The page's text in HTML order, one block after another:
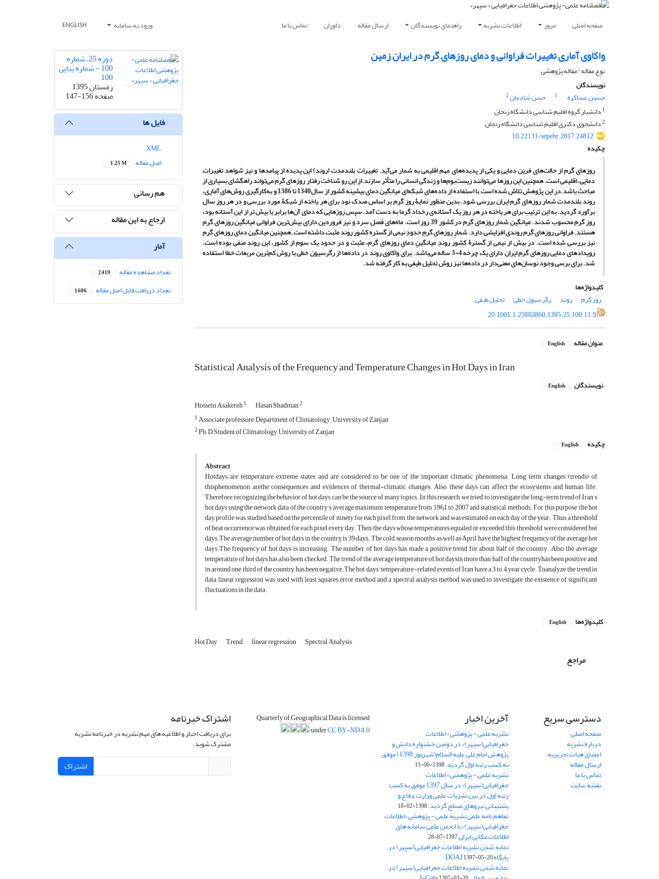
صفحه اصلی مرور اطلاعات نشریه راهنمای نویسندگان ارسال مقاله داوران تماس با ما ورود به سامانه ENGLISH
واکاوی آماری تغییرات فراوانی و دمای روزهای گرم در ایران زمین
نوع مقاله : مقاله پژوهشی
نویسندگان
حسین عساکره
1 حسن شادمان2
1 دانشیار گروه اقلیم شناسی دانشگاه زنجان
2دانشجوی دکتری اقلیم شناسی دانشگاه زنجان
10.22131/sepehr.2017.24812
چکیده
روزهای گرم از حالتهای فرین دمایی و یکی از پدیدههای مهم اقلیمی به شمار میآید. تغییرات بلندمدت (روند) این پدیده از پیامدها و نیز شواهد تغییرات
دمایی–اقلیمی است. همچنین این روزها میتوانند زیستبومها و زندگی انسانی را متأثر سازند.از این رو شناخت رفتار روزهای گرم میتواند راهگشای بسیاری از
مباحث باشد.در این پژوهش تلاش شده است با استفاده از دادههای شبکهای میانگین دمای بیشینه کشور از سال1340 تا 1386 و به کارگیری روشهای آماری،
روند بلندمدت شمار روزهای گرم ایران بررسی شود. بدین منظور نمایۀ روز گرم بر اساس صدک نود برای هر یاخته از شبکۀ مورد بررسی و در هر روز سال
برآورد گردید. به این ترتیب برای هر یاخته در هر روز یک آستانهی رخداد گرما به دست آمد. سپس روزهایی که دمای آنها برابر یا بیش تر از این آستانه بود،
روز گرم محسوب شدند. میانگین شمار روزهای گرم در کشور 39 روز است. ماه های فصل سرد و نیز فروردین دارای بیشترین فراوانی میانگین روزهای گرم
هستند. فراوانی روزهای گرم روندی افزایشی دارد. شمارِ روزهای گرمِ حدودِ نیمی از گستره کشور روند مثبت داشته است. همچنین میانگین دمای روزهای گرم
نیز بررسیشده است. در بیش از نیمی از گسترۀ کشور روندِ میانگینِ دمایِ روزهای گرم، مثبت و در حدود یک سوم از کشور، این روند منفی بوده است.
رویدادهای دمایی روزهای گرم ایران دارای یک چرخه 4-3 ساله می باشد. برای واکاوی روند در دادهها از رگرسیون خطی با روش کمترین مربعات خطا استفاده
شد. برای برسی وجود نوسانهای معنیدار در دادهها نیز روش تحلیل طیفی به کار گرفته شد.
کلیدواژه‌ها
روز گرم
روند رگرسیون خطی
تحلیل طیفی
20.1001.1.25883860.1395.25.100.11.9
عنوان مقاله English
Statistical Analysis of the Frequency and Temperature Changes in Hot Days in Iran
نویسندگان English
Hossein Asakereh1 Hasan Shadman2
1Associate professore, Department of Climatology , University of Zanjan
2Ph.D Student of Climatology, University of Zanjan
چکیده
English
Abstract
Hotdays are temperature extreme states and are considered to be one of the important climatic phenomena. Long term changes (trends) of
thisphenomenon arethe consequences and evidences of thermal-climatic changes. Also, these days can affect the ecosystems and human life.
Therefore, recognizing the behavior of hot days can be the source of many topics. In this research, we tried to investigate the long-term trend of Iran's
hot days using the network data of the country’s average maximum temperature from 1961 to 2007 and statistical methods. For this purpose, the hot
day profile was studied based on the percentile of ninety for each pixel from the network and was estimated on each day of the year. Thus, a threshold
of heat occurrence was obtained for each pixel every day. Then, the days whose temperatures equaled or exceeded this threshold, were considered hot
days.The average number of hot days in the country is 39 days. The cold season months, as well as April, have the highest frequency of the average hot
days.The frequency of hot days is increasing. The number of hot days has made a positive trend for about half of the country. Also, the average
temperature of hot days has also been checked. The trend of the average temperature of hot daysin more than half of the countryhas been positive and
in around one third of the country has been negative.The hot days’ temperature-related events of Iran have a 3 to 4 year cycle. Toanalyze the trend in
data, linear regression was used with least squares error method and a spectral analysis method was used to investigate the existence of significant
fluctuations in the data.
کلیدواژه‌ها English
Hot Day Trend linear regression Spectral Analysis
مراجع
دوره 25، شماره
100 - شماره پیاپی
100
زمستان 1395
صفحه147-156
فایل ها
اصل مقاله
1.25 M
هم رسانی
ارجاع به این مقاله
آمار
تعداد مشاهده مقاله 2,419
تعداد دریافت فایل اصل مقاله 1,686
دسترسی سریع
صفحه اصلی
درباره نشریه
اعضای هیات تحریریه
ارسال مقاله
تماس با ما
نقشه سایت
آخرین اخبار
نشریه علمی - پژوهشی « اطلاعات
جغرافیایی(سپهر)» در دومین جشنواره دانش و
پژوهش امام علی علیه السلام(شهریور 1398) موفق
به کسب رتبه اول گردید.1398-06-11
نشریه علمی - پژوهشی « اطلاعات
جغرافیایی(سپهر)» در سال 1397 موفق به کسب
رتبه اول در بین نشریات علمی وزارت دفاع و
پشتیبانی نیروهای مسلح گردید.1398-02-18
تفاهم نامه علمی نشریه علمی - پژوهشی «اطلاعات
جغرافیایی(سپهر)» با انجمن علمی سامانه های
اطلاعات مکانی ایران1397-07-28
نمایه شدن نشریه اطلاعات جغرافیایی(سپهر) در
پایگاه DOAJ1397-05-20
نمایه شدن نشریه اطلاعات جغرافیایی(سپهر) در
Quarterly of Geographical Data is licensed
underCC BY-ND 4.0
اشتراک خبرنامه
برای دریافت اخبار و اطلاعیه های مهم نشریه در خبرنامه نشریه
مشترک شوید.
اشتراک